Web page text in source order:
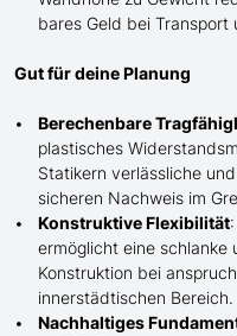
bares Geld bei Transport
Gut für deine Planung
Berechenbare
plastisches
Statikern verlässliche
sicheren Nachweis im
Konstruktive Flexibilität
ermöglicht eine
Konstruktion bei
innerstädtischen Bereich.
Nachhaltiges